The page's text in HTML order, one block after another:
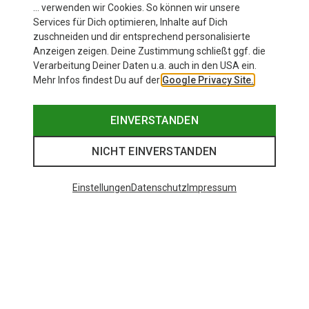
… verwenden wir Cookies. So können wir unsere
Services für Dich optimieren, Inhalte auf Dich
zuschneiden und dir entsprechend personalisierte
Anzeigen zeigen. Deine Zustimmung schließt ggf. die
Verarbeitung Deiner Daten u.a. auch in den USA ein.
Mehr Infos findest Du auf der Google Privacy Site.
EINVERSTANDEN
NICHT EINVERSTANDEN
EinstellungenDatenschutz Impressum